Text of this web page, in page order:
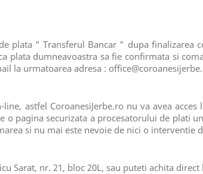
plata " Transferul Bancar " dupa finalizarea
plata dumneavoastra sa fie confirmata si
la urmatoarea adresa :
astfel CoroanesiJerbe.ro nu va avea
o pagina securizata a procesatorului de plati
si nu mai este nevoie de nici o interventie
Sarat, nr. 21, bloc 20L, sau puteti achita direct